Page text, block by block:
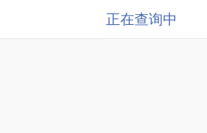
正在查询中